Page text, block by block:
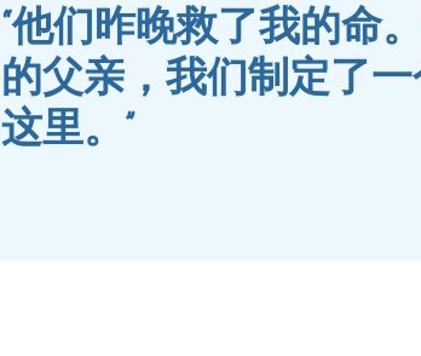
“他们昨晚救了我的命
的父亲，我们制定了
这里。”